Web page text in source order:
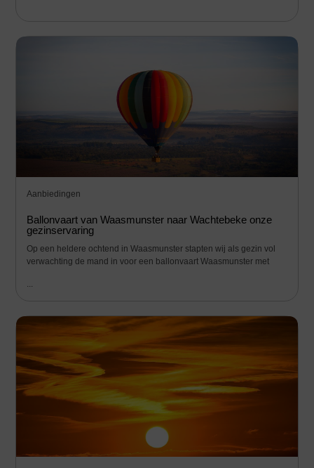
Aanbiedingen
Ballonvaart van Waasmunster naar Wachtebeke onze
gezinservaring
Op een heldere ochtend in Waasmunster stapten wij als gezin vol
verwachting de mand in voor een ballonvaart Waasmunster met
...